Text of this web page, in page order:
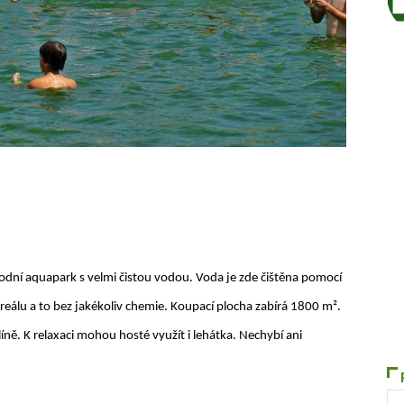
aquapark s velmi čistou vodou. Voda je zde čištěna pomocí
a to bez jakékoliv chemie. Koupací plocha zabírá 1800 m².
K relaxaci mohou hosté využít i lehátka. Nechybí ani